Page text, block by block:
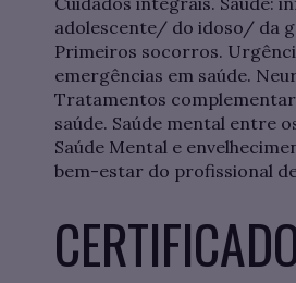
adolescente/ do idoso/ da
Primeiros socorros.
emergências em saúde.
Tratamentos
saúde. Saúde mental entre
Saúde Mental e
bem-estar do profissional